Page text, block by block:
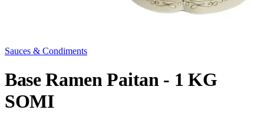
Sauces & Condiments
Base Ramen Paitan - 1 KG
SOMI